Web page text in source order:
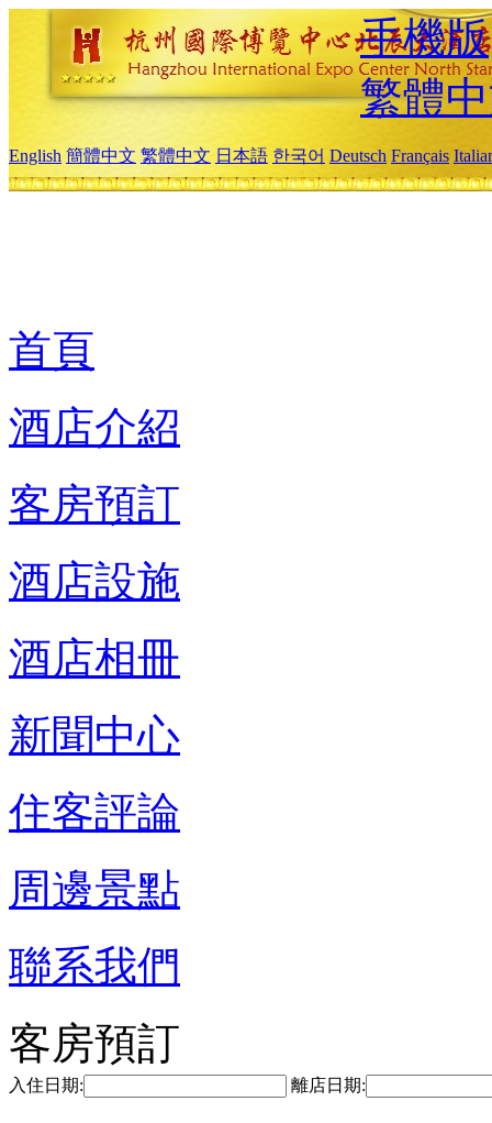
手機版
繁體
English 簡體中文 繁體中文 日本語 한국어 Deutsch Français
首頁
酒店介紹
客房預訂
酒店設施
酒店相冊
新聞中心
住客評論
周邊景點
聯系我們
客房預訂
入住日期: 離店日期: